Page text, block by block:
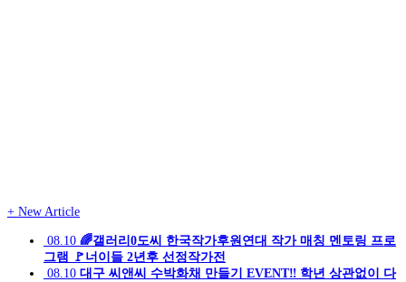
+ New Article
08.10 🌈갤러리0도씨 한국작가후원연대 작가 매칭 멘토링 프로
그램 🚩너이들 2년후 선정작가전
08.10 대구 씨앤씨 수박화채 만들기 EVENT‼ 학년 상관없이 다